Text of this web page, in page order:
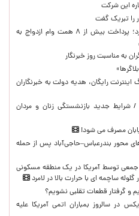
این شرکت
را تبریک گفت
در چهار ماه نخست ۱۴۰۵ رقم خورد؛ پرداخت بیش از ۸ همت وام ازدواج به
به مناسبت روز خبرنگار
وجه نقد و ۲۰۰ گیگ اینترنت رایگان، هدیه دولت به خبرنگاران
/ شرایط جدید بازنشستگی زنان و مردان
مصرف می شود!
محور بندرعباس–حاجی‌آباد پس از حمله
جمعی توسط آمریکا در یک منطقه مسکونی
و گرفتار قطعات تقلبی نشویم؟
در سالروز بمباران اتمی آمریکا علیه